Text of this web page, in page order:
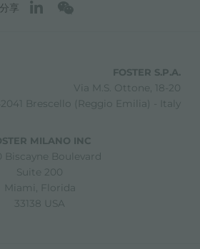
分享
FOSTER S.P.A.
Via M.S. Ottone, 18-20
Brescello (Reggio Emilia) - Italy
MILANO INC
Biscayne Boulevard
Suite 200
Miami, Florida
33138 USA